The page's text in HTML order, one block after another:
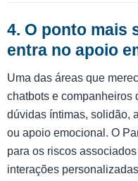
4. O ponto mais
entra no apoio
Uma das áreas que
chatbots e companheiros
dúvidas íntimas, solidão,
ou apoio emocional. O
para os riscos
interações